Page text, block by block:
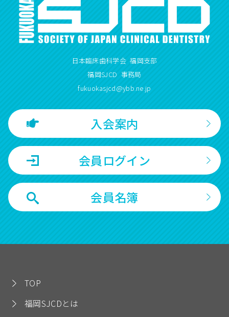
日本臨床歯科学会 福岡支部
福岡SJCD 事務局
fukuokasjcd@ybb.ne.jp
入会案内
会員ログイン
会員名簿
TOP
福岡SJCDとは